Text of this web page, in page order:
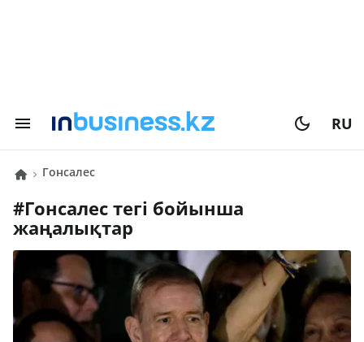
RU
Гонсалес
# Гонсалес тегі бойынша
жаңалықтар